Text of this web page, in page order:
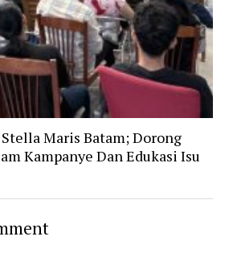
Maris Batam; Dorong
Kampanye Dan Edukasi Isu